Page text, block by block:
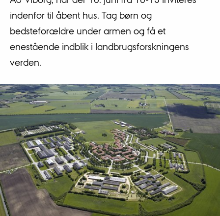
indenfor til åbent hus. Tag børn og
bedsteforældre under armen og få et
enestående indblik i landbrugsforskningens
verden.